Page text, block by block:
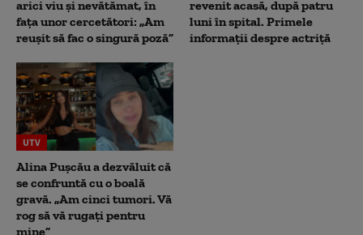
arici viu și nevătămat, în
fața unor cercetători: „Am
reușit să fac o singură poză”
revenit acasă, după patru
luni în spital. Primele
informații despre actriță
UTV
Alina Pușcău a dezvăluit că
se confruntă cu o boală
gravă. „Am cinci tumori. Vă
rog să vă rugați pentru
mine”